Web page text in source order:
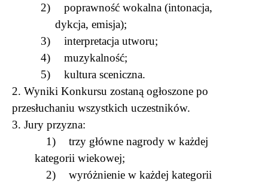
2)
poprawność wokalna (intonacja,
dykcja, emisja);
3)
interpretacja utworu;
4)
muzykalność;
5)
kultura sceniczna.
2. Wyniki Konkursu zostaną ogłoszone po
przesłuchaniu wszystkich uczestników.
3. Jury przyzna:
1)
trzy główne nagrody w każdej
kategorii wiekowej;
2)
wyróżnienie w każdej kategorii